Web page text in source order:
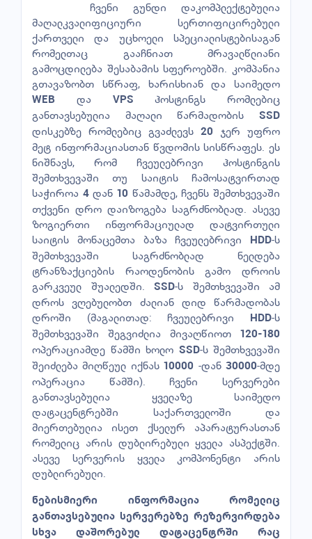
ჩვენი გუნდი დაკომპლექტებულია
მაღალკვალიფიციური სერთიფიცირებული
ქართველი და უცხოელი სპეციალისტებისაგან
რომელთაც გააჩნიათ მრავალწლიანი
გამოცდილება შესაბამის სფეროებში. კომპანია
გთავაზობთ სწრაფ, ხარისხიან და საიმედო
WEB და VPS ჰოსტინგს რომლებიც
განთავსებულია მაღალი წარმადობის SSD
დისკებზე რომლებიც გვაძლევს 20
ჯერ უფრო
მეტ ინფორმაციასთან წვდომის სისწრაფეს. ეს
ნიშნავს, რომ ჩვეულებრივი ჰოსტინგის
შემთხვევაში თუ საიტის ჩამოსატვირთად
საჭიროა 4დან10 წამამდე, ჩვენს შემთხვევაში
თქვენი დრო დაიზოგება საგრძნობლად. ასევე
ზოგიერთი ინფორმაციულად დატვირთული
საიტის მონაცემთა ბაზა ჩვეულებრივი
HDD-ს
შემთხვევაში საგრძნობლად ნელდება
ტრანზაქციების რაოდენობის გამო დროის
გარკვეულ შუალედში. SSD-ს შემთხვევაში ამ
დროს ვღებულობთ ძალიან დიდ წარმადობას
დროში (მაგალითად: ჩვეულებრივი
HDD-ს
შემთხვევაში შეგვიძლია მივაღწიოთ 120-180
ოპერაციამდე წამში ხოლო SSD-ს შემთხვევაში
შეიძლება მიღწეულ იქნას10000 -დან30000-მდე
ოპერაცია წამში). ჩვენი სერვერები
განთავსებულია ყველაზე საიმედო
დატაცენტრებში საქართველოში და
მიერთებულია ისეთ ქსელურ აპარატურასთან
რომელიც არის დუბლირებული ყველა ასპექტში.
ასევე სერვერის ყველა კომპონენტი არის
დუბლირებული.
ნებისმიერი ინფორმაცია რომელიც
განთავსებულია სერვერებზე რეზერვირდება
სხვა დაშორებულ დატაცენტრში რაც